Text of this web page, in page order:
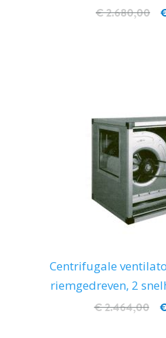
€ 2.680,00
Centrifugale
riemgedreven, 2
€ 2.464,00